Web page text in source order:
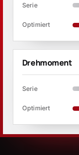
Serie
Optimiert
Drehmoment
Serie
Optimiert